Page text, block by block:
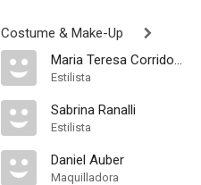
Costume & Make-Up
Maria Teresa Corridoni
Estilista
Sabrina Ranalli
Estilista
Daniel Auber
Maquilladora